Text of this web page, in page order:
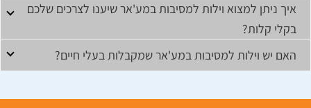
איך ניתן למצוא וילות למסיבות במע'אר שיענו לצרכים שלכם
בקלי קלות?
האם יש וילות למסיבות במע'אר שמקבלות בעלי חיים?